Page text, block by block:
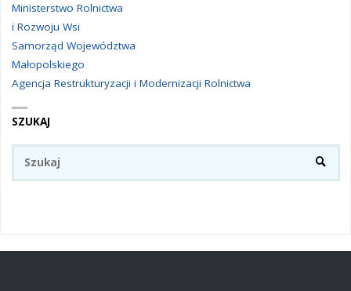
Ministerstwo Rolnictwa
i Rozwoju Wsi
Samorząd Województwa
Małopolskiego
Agencja Restrukturyzacji i Modernizacji Rolnictwa
SZUKAJ